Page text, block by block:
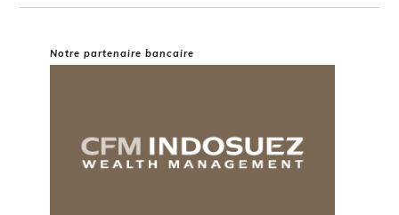
Notre partenaire bancaire